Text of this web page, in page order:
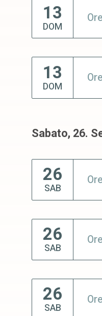
13
DOM
13
DOM
Sabato, 26.
26
SAB
26
SAB
26
SAB